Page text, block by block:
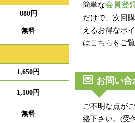
880円
無料
1,650円
1,100円
無料
簡単な会員登
だけで、次回
えるお得なポ
はこちら をご
お問い合
ご不明な点が
絡下さい。(受